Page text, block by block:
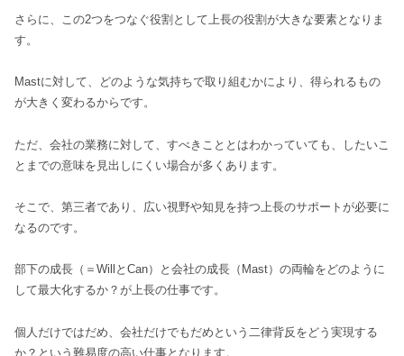
さらに、この2つをつなぐ役割として上長の役割が大きな要素となりま
す。
Mastに対して、どのような気持ちで取り組むかにより、得られるもの
が大きく変わるからです。
ただ、会社の業務に対して、すべきこととはわかっていても、したいこ
とまでの意味を見出しにくい場合が多くあります。
そこで、第三者であり、広い視野や知見を持つ上長のサポートが必要に
なるのです。
部下の成長（＝WillとCan）と会社の成長（Mast）の両輪をどのように
して最大化するか？が上長の仕事です。
個人だけではだめ、会社だけでもだめという二律背反をどう実現する
か？という難易度の高い仕事となります。